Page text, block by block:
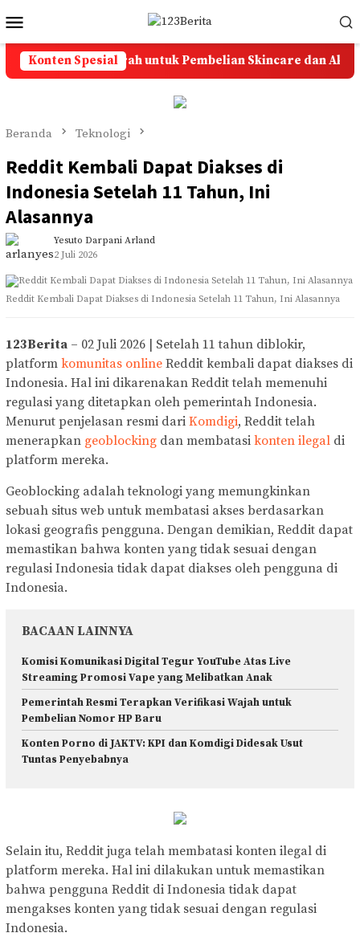
ke
kontenMobile
Konten Spesial
Ongkir Murah untuk Pembelian Skincare dan
Beranda Teknologi
Reddit Kembali Dapat Diakses di
Indonesia Setelah 11 Tahun, Ini
Alasannya
Yesuto Darpani Arland
2 Juli 2026
Reddit Kembali Dapat Diakses di Indonesia Setelah 11 Tahun, Ini Alasannya
123Berita – 02 Juli 2026 | Setelah 11 tahun diblokir,
platform komunitas online Reddit kembali dapat diakses di
Indonesia. Hal ini dikarenakan Reddit telah memenuhi
regulasi yang ditetapkan oleh pemerintah Indonesia.
Menurut penjelasan resmi dari Komdigi, Reddit telah
menerapkan geoblocking dan membatasi konten ilegal di
platform mereka.
Geoblocking adalah teknologi yang memungkinkan
sebuah situs web untuk membatasi akses berdasarkan
lokasi geografis pengguna. Dengan demikian, Reddit dapat
memastikan bahwa konten yang tidak sesuai dengan
regulasi Indonesia tidak dapat diakses oleh pengguna di
Indonesia.
BACAAN LAINNYA
Komisi Komunikasi Digital Tegur YouTube Atas Live
Streaming Promosi Vape yang Melibatkan Anak
Pemerintah Resmi Terapkan Verifikasi Wajah untuk
Pembelian Nomor HP Baru
Konten Porno di JAKTV: KPI dan Komdigi Didesak Usut
Tuntas Penyebabnya
Selain itu, Reddit juga telah membatasi konten ilegal di
platform mereka. Hal ini dilakukan untuk memastikan
bahwa pengguna Reddit di Indonesia tidak dapat
mengakses konten yang tidak sesuai dengan regulasi
Indonesia.